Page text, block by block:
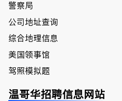
警察局
公司地址查询
综合地理信息
美国领事馆
驾照模拟题
温哥华招聘信息网站